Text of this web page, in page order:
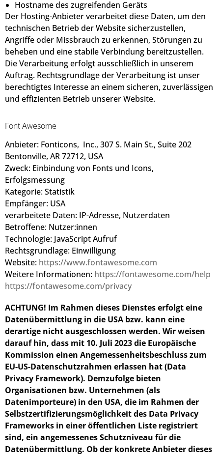
Hostname des zugreifenden Geräts
Der Hosting-Anbieter verarbeitet diese Daten, um den
technischen Betrieb der Website sicherzustellen,
Angriffe oder Missbrauch zu erkennen, Störungen zu
beheben und eine stabile Verbindung bereitzustellen.
Die Verarbeitung erfolgt ausschließlich in unserem
Auftrag. Rechtsgrundlage der Verarbeitung ist unser
berechtigtes Interesse an einem sicheren, zuverlässigen
und effizienten Betrieb unserer Website.
Font Awesome
Anbieter: Fonticons, Inc., 307 S. Main St., Suite 202
Bentonville, AR 72712, USA
Zweck: Einbindung von Fonts und Icons,
Erfolgsmessung
Kategorie: Statistik
Empfänger: USA
verarbeitete Daten: IP-Adresse, Nutzerdaten
Betroffene: Nutzer:innen
Technologie: JavaScript Aufruf
Rechtsgrundlage: Einwilligung
Website: https://www.fontawesome.com
Weitere Informationen: https://fontawesome.com/help
https://fontawesome.com/privacy
ACHTUNG! Im Rahmen dieses Dienstes erfolgt eine
Datenübermittlung in die USA bzw. kann eine
derartige nicht ausgeschlossen werden. Wir weisen
darauf hin, dass mit 10. Juli 2023 die Europäische
Kommission einen Angemessenheitsbeschluss zum
EU-US-Datenschutzrahmen erlassen hat (Data
Privacy Framework). Demzufolge bieten
Organisationen bzw. Unternehmen (als
Datenimporteure) in den USA, die im Rahmen der
Selbstzertifizierungsmöglichkeit des Data Privacy
Frameworks in einer öffentlichen Liste registriert
sind, ein angemessenes Schutzniveau für die
Datenübermittlung. Ob der konkrete Anbieter dieses